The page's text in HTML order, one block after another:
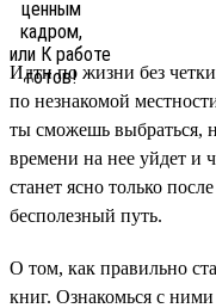
Идти по жизни без
по незнакомой
ты сможешь выбраться,
времени на нее уйдет и
станет ясно только
бесполезный путь.
О том, как правильно
книг. Ознакомься с